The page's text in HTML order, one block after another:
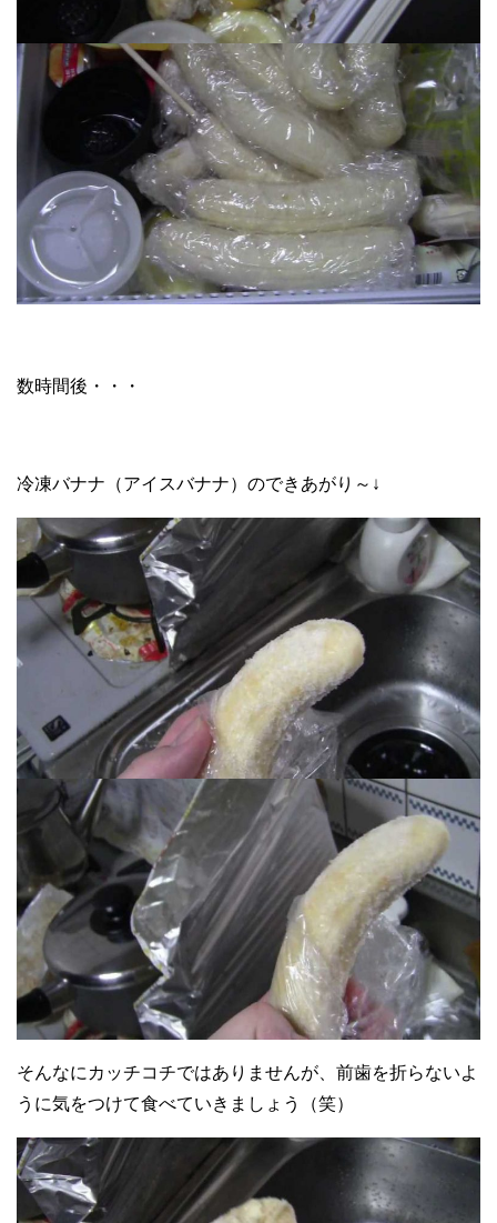
数時間後・・・
冷凍バナナ（アイスバナナ）のできあがり～↓
そんなにカッチコチではありませんが、前歯を折らないよ
うに気をつけて食べていきましょう（笑）